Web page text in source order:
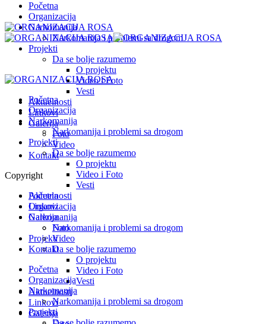
Početna
Organizacija
Narkomanija
Narkomanija i problemi sa drogom
Projekti
Da se bolje razumemo
O projektu
Video i Foto
Vesti
Aktuelnosti
Linkovi
Galerija
Foto
Video
Kontakt
Copyright
Početna
Organizacija
Narkomanija
Narkomanija i problemi sa drogom
Projekti
Da se bolje razumemo
O projektu
Video i Foto
Vesti
Aktuelnosti
Linkovi
Galerija
Početna
Organizacija
Narkomanija
Narkomanija i problemi sa drogom
Projekti
Da se bolje razumemo
O projektu
Video i Foto
Vesti
Aktuelnosti
Linkovi
Galerija
Foto
Video
Kontakt
Početna
Organizacija
Narkomanija
Narkomanija i problemi sa drogom
Projekti